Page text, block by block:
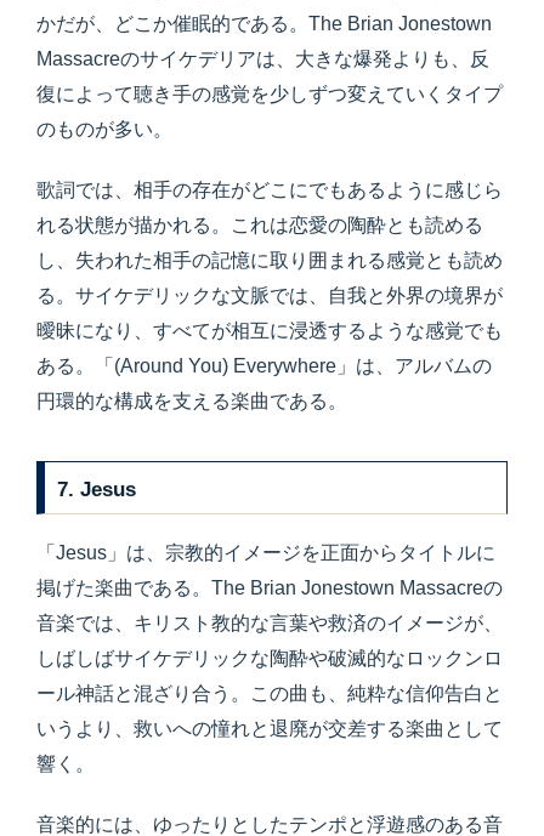
かだが、どこか催眠的である。The Brian Jonestown
Massacreのサイケデリアは、大きな爆発よりも、反
復によって聴き手の感覚を少しずつ変えていくタイプ
のものが多い。
歌詞では、相手の存在がどこにでもあるように感じら
れる状態が描かれる。これは恋愛の陶酔とも読める
し、失われた相手の記憶に取り囲まれる感覚とも読め
る。サイケデリックな文脈では、自我と外界の境界が
曖昧になり、すべてが相互に浸透するような感覚でも
ある。「(Around You) Everywhere」は、アルバムの
円環的な構成を支える楽曲である。
7. Jesus
「Jesus」は、宗教的イメージを正面からタイトルに
掲げた楽曲である。The Brian Jonestown Massacreの
音楽では、キリスト教的な言葉や救済のイメージが、
しばしばサイケデリックな陶酔や破滅的なロックンロ
ール神話と混ざり合う。この曲も、純粋な信仰告白と
いうより、救いへの憧れと退廃が交差する楽曲として
響く。
音楽的には、ゆったりとしたテンポと浮遊感のある音